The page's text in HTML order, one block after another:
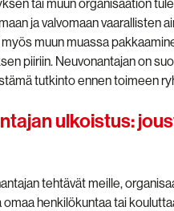
tai muun organisaation
ja valvomaan vaarallisten
muun muassa
piiriin. Neuvonantajan on
tutkinto ennen toimeen
ulkoistus:
tehtävät meille,
omaa henkilökuntaa tai